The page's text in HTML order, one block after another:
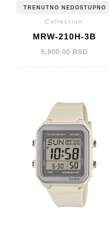
TRENUTNO NEDOSTUPNO
Collection
MRW-210H-3B
5,900.00 RSD